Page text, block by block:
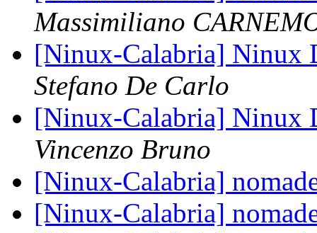
Massimiliano
[Ninux-Calabria] Ninux
Stefano De Carlo
[Ninux-Calabria] Ninux
Vincenzo Bruno
[Ninux-Calabria]
[Ninux-Calabria]